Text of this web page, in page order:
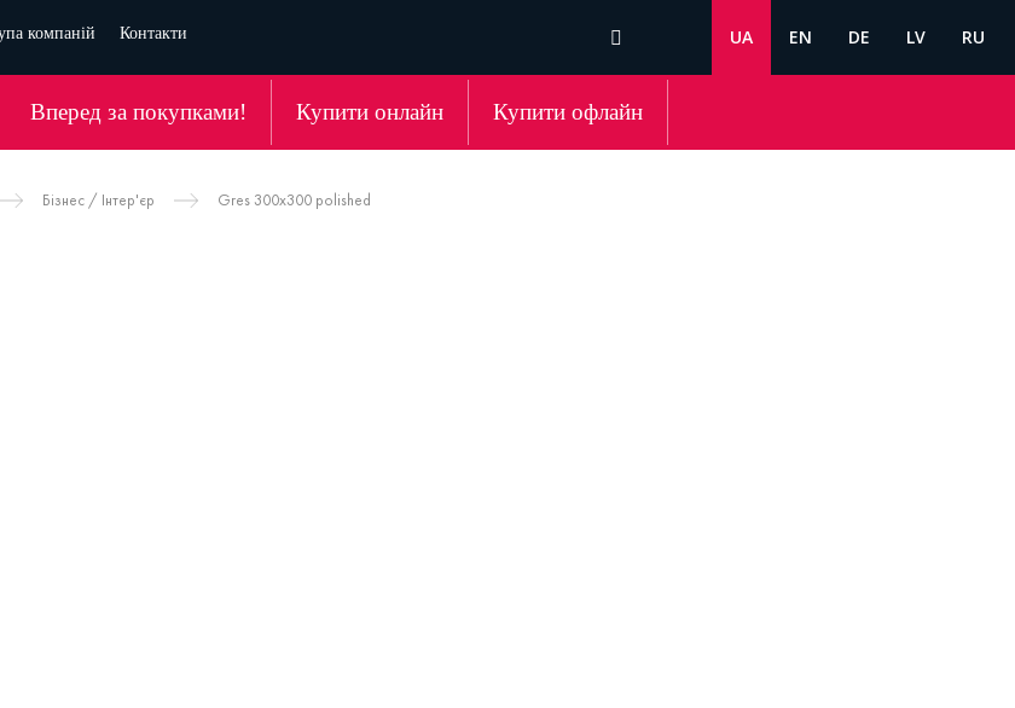
компаній Контакти UA EN DE LV RU
Вперед за покупками! Купити онлайн Купити офлайн
Бізнес / Інтер'єр Gres 300x300 polished